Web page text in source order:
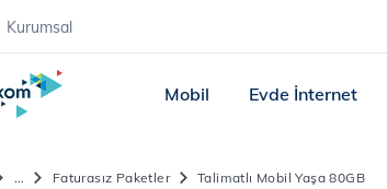
Kurumsal
Mobil Evde İnternet
... Faturasız Paketler Talimatlı Mobil Yaşa 80GB